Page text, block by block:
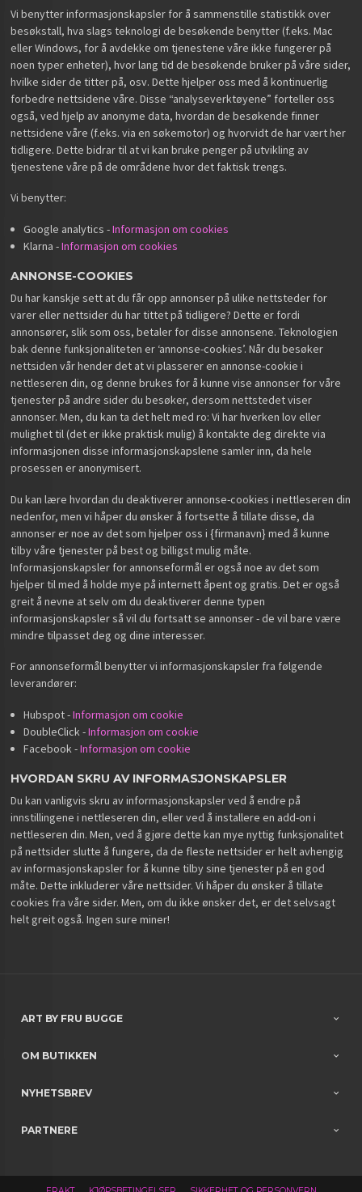
Vi benytter informasjonskapsler for å sammenstille statistikk over
besøkstall, hva slags teknologi de besøkende benytter (f.eks. Mac
eller Windows, for å avdekke om tjenestene våre ikke fungerer på
noen typer enheter), hvor lang tid de besøkende bruker på våre sider,
hvilke sider de titter på, osv. Dette hjelper oss med å kontinuerlig
forbedre nettsidene våre. Disse “analyseverktøyene” forteller oss
også, ved hjelp av anonyme data, hvordan de besøkende finner
nettsidene våre (f.eks. via en søkemotor) og hvorvidt de har vært her
tidligere. Dette bidrar til at vi kan bruke penger på utvikling av
tjenestene våre på de områdene hvor det faktisk trengs.
Vi benytter:
Google analytics -Informasjon om cookies
Klarna -Informasjon om cookies
ANNONSE-COOKIES
Du har kanskje sett at du får opp annonser på ulike nettsteder for
varer eller nettsider du har tittet på tidligere? Dette er fordi
annonsører, slik som oss, betaler for disse annonsene. Teknologien
bak denne funksjonaliteten er ‘annonse-cookies’. Når du besøker
nettsiden vår hender det at vi plasserer en annonse-cookie i
nettleseren din, og denne brukes for å kunne vise annonser for våre
tjenester på andre sider du besøker, dersom nettstedet viser
annonser. Men, du kan ta det helt med ro: Vi har hverken lov eller
mulighet til (det er ikke praktisk mulig) å kontakte deg direkte via
informasjonen disse informasjonskapslene samler inn, da hele
prosessen er anonymisert.
Du kan lære hvordan du deaktiverer annonse-cookies i nettleseren din
nedenfor, men vi håper du ønsker å fortsette å tillate disse, da
annonser er noe av det som hjelper oss i {firmanavn} med å kunne
tilby våre tjenester på best og billigst mulig måte.
Informasjonskapsler for annonseformål er også noe av det som
hjelper til med å holde mye på internett åpent og gratis. Det er også
greit å nevne at selv om du deaktiverer denne typen
informasjonskapsler så vil du fortsatt se annonser - de vil bare være
mindre tilpasset deg og dine interesser.
For annonseformål benytter vi informasjonskapsler fra følgende
leverandører:
Hubspot -Informasjon om cookie
DoubleClick -Informasjon om cookie
Facebook -Informasjon om cookie
HVORDAN SKRU AV INFORMASJONSKAPSLER
Du kan vanligvis skru av informasjonskapsler ved å endre på
innstillingene i nettleseren din, eller ved å installere en add-on i
nettleseren din. Men, ved å gjøre dette kan mye nyttig funksjonalitet
på nettsider slutte å fungere, da de fleste nettsider er helt avhengig
av informasjonskapsler for å kunne tilby sine tjenester på en god
måte. Dette inkluderer våre nettsider. Vi håper du ønsker å tillate
cookies fra våre sider. Men, om du ikke ønsker det, er det selvsagt
helt greit også. Ingen sure miner!
ART BY FRU BUGGE
OM BUTIKKEN
NYHETSBREV
PARTNERE